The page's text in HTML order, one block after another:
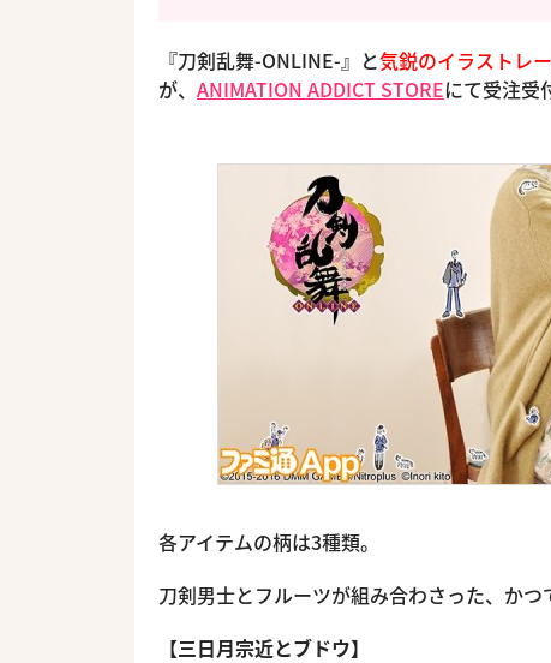
『刀剣乱舞-ONLINE-』と気鋭のイラストレ
が、 ANIMATION ADDICT STOREにて受注受
各アイテムの柄は3種類。
刀剣男士とフルーツが組み合わさった、かつ
【三日月宗近とブドウ】